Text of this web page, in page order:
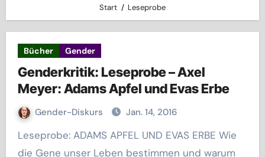
Start Leseprobe
Bücher Gender
Genderkritik: Leseprobe – Axel
Meyer: Adams Apfel und Evas Erbe
Gender-Diskurs Jan. 14, 2016
Leseprobe: ADAMS APFEL UND EVAS ERBE Wie
die Gene unser Leben bestimmen und warum